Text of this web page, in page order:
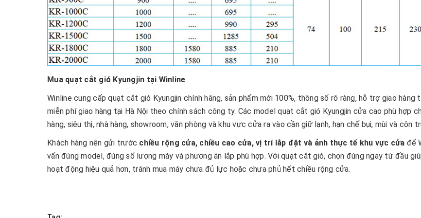
Mua quạt cắt gió Kyungjin tại Winline
Winline cung cấp quạt cắt gió Kyungjin chính hãng, sản phẩm mới 100%, thông số rõ ràng, hỗ trợ giao hàng
miễn phí giao hàng tại Hà Nội theo chính sách công ty. Các model quạt cắt gió Kyungjin cửa cao phù hợp
hàng, siêu thị, nhà hàng, showroom, văn phòng và khu vực cửa ra vào cần giữ lạnh, hạn chế bụi, mùi và côn
Khách hàng nên gửi trước chiều rộng cửa, chiều cao cửa, vị trí lắp đặt và ảnh thực tế khu vực cửa để
vấn đúng model, đúng số lượng máy và phương án lắp phù hợp. Với quạt cắt gió, chọn đúng ngay từ đầu
hoạt động hiệu quả hơn, tránh mua máy chưa đủ lực hoặc chưa phủ hết chiều rộng cửa.